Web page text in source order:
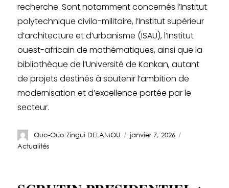
recherche. Sont notamment concernés l’Institut
polytechnique civilo-militaire, l’Institut supérieur
d’architecture et d’urbanisme (ISAU), l’Institut
ouest-africain de mathématiques, ainsi que la
bibliothèque de l’Université de Kankan, autant
de projets destinés à soutenir l’ambition de
modernisation et d’excellence portée par le
secteur.
Ouo-Ouo Zingui DELAMOU
janvier 7, 2026
Actualités